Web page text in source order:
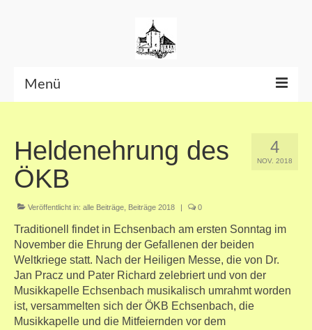
Menü
Datenschutzerklärung 4
NOV. 2018
Heldenehrung des
ÖKB
Veröffentlicht in: alle Beiträge Beiträge 2018 | 0
Traditionell findet in Echsenbach am ersten Sonntag im
November die Ehrung der Gefallenen der beiden
Weltkriege statt. Nach der Heiligen Messe, die von Dr.
Jan Pracz und Pater Richard zelebriert und von der
Musikkapelle Echsenbach musikalisch umrahmt worden
ist, versammelten sich der ÖKB Echsenbach, die
Musikkapelle und die Mitfeiernden vor dem